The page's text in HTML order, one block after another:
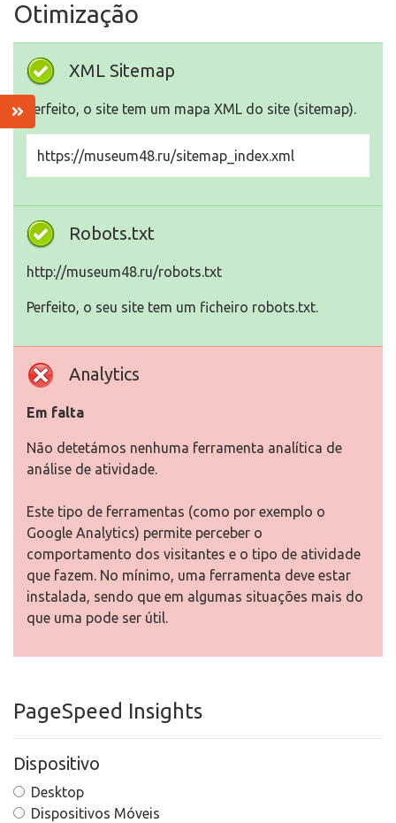
Otimização
XML Sitemap
Perfeito, o site tem um mapa XML do site (sitemap).
https://museum48.ru/sitemap_index.xml
Robots.txt
http://museum48.ru/robots.txt
Perfeito, o seu site tem um ficheiro robots.txt.
Analytics
Em falta
Não detetámos nenhuma ferramenta analítica de
análise de atividade.
Este tipo de ferramentas (como por exemplo o
Google Analytics) permite perceber o
comportamento dos visitantes e o tipo de atividade
que fazem. No mínimo, uma ferramenta deve estar
instalada, sendo que em algumas situações mais do
que uma pode ser útil.
PageSpeed Insights
Dispositivo
Desktop
Dispositivos Móveis